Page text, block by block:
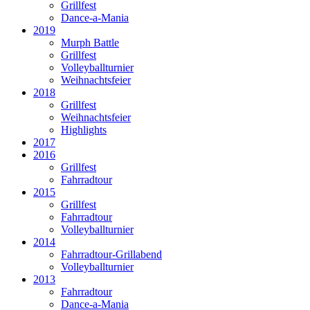
Grillfest
Dance-a-Mania
2019
Murph Battle
Grillfest
Volleyballturnier
Weihnachtsfeier
2018
Grillfest
Weihnachtsfeier
Highlights
2017
2016
Grillfest
Fahrradtour
2015
Grillfest
Fahrradtour
Volleyballturnier
2014
Fahrradtour-Grillabend
Volleyballturnier
2013
Fahrradtour
Dance-a-Mania